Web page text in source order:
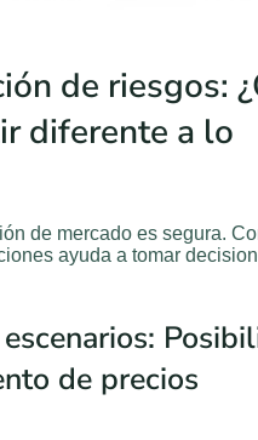
de riesgos:
diferente a lo
de mercado es segura.
ayuda a tomar
de precios